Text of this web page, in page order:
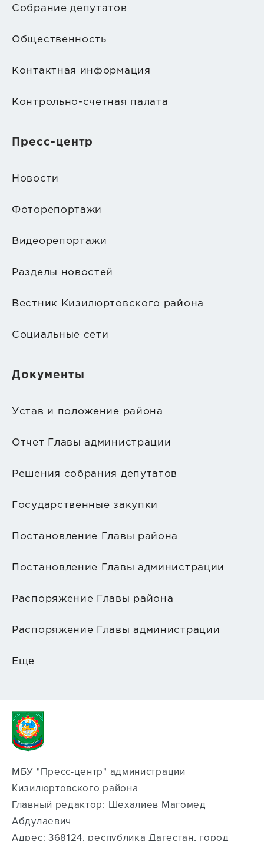
Собрание депутатов
Общественность
Контактная информация
Контрольно-счетная палата
Пресс-центр
Новости
Фоторепортажи
Видеорепортажи
Разделы новостей
Вестник Кизилюртовского района
Социальные сети
Документы
Устав и положение района
Отчет Главы администрации
Решения собрания депутатов
Государственные закупки
Постановление Главы района
Постановление Главы администрации
Распоряжение Главы района
Распоряжение Главы администрации
Еще
МБУ "Пресс-центр" администрации
Кизилюртовского района
Главный редактор: Шехалиев Магомед
Абдулаевич
Адрес: 368124, республика Дагестан, город